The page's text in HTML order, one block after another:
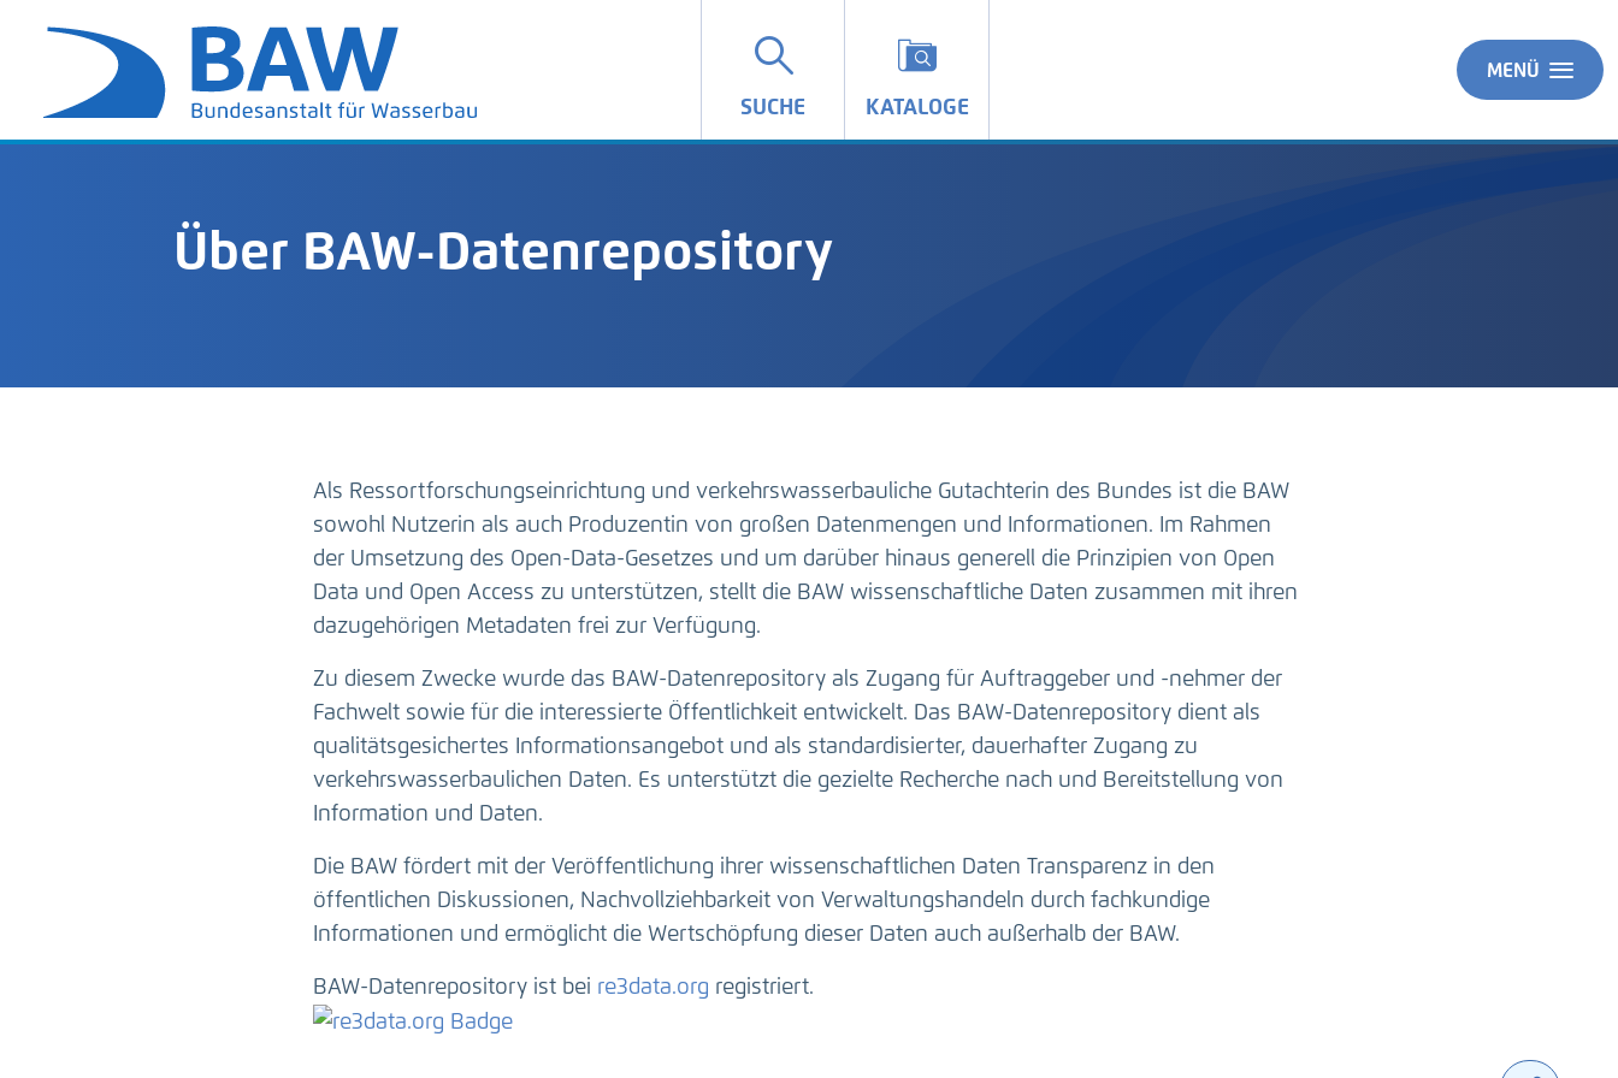
SUCHE KATALOGE
MENÜ
Über BAW-Datenrepository
Als Ressortforschungseinrichtung und verkehrswasserbauliche Gutachterin des Bundes ist die BAW
sowohl Nutzerin als auch Produzentin von großen Datenmengen und Informationen. Im Rahmen
der Umsetzung des Open-Data-Gesetzes und um darüber hinaus generell die Prinzipien von Open
Data und Open Access zu unterstützen, stellt die BAW wissenschaftliche Daten zusammen mit ihren
dazugehörigen Metadaten frei zur Verfügung.
Zu diesem Zwecke wurde das BAW-Datenrepository als Zugang für Auftraggeber und -nehmer der
Fachwelt sowie für die interessierte Öffentlichkeit entwickelt. Das BAW-Datenrepository dient als
qualitätsgesichertes Informationsangebot und als standardisierter, dauerhafter Zugang zu
verkehrswasserbaulichen Daten. Es unterstützt die gezielte Recherche nach und Bereitstellung von
Information und Daten.
Die BAW fördert mit der Veröffentlichung ihrer wissenschaftlichen Daten Transparenz in den
öffentlichen Diskussionen, Nachvollziehbarkeit von Verwaltungshandeln durch fachkundige
Informationen und ermöglicht die Wertschöpfung dieser Daten auch außerhalb der BAW.
BAW-Datenrepository ist bei re3data.org registriert.